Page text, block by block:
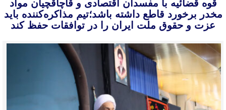
قوه قضائیه با مفسدان اقتصادی و قاچاقچیان مواد
مخدر برخورد قاطع داشته باشد؛تیم مذاکره‌کننده باید
عزت و حقوق ملت ایران را در توافقات حفظ کند